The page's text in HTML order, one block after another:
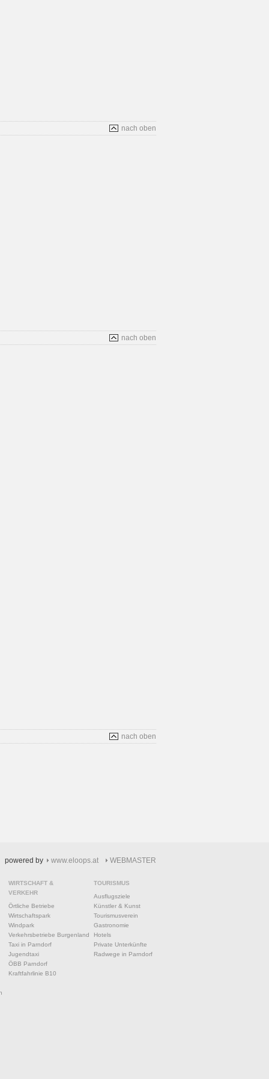
nach oben
nach oben
nach oben
powered by www.eloops.at WEBMASTER
WIRTSCHAFT &
VERKEHR
Örtliche Betriebe
Wirtschaftspark
Windpark
Verkehrsbetriebe Burgenland
Taxi in Parndorf
Jugendtaxi
ÖBB Parndorf
Kraftfahrlinie B10
TOURISMUS
Ausflugsziele
Künstler & Kunst
Tourismusverein
Gastronomie
Hotels
Private Unterkünfte
Radwege in Parndorf